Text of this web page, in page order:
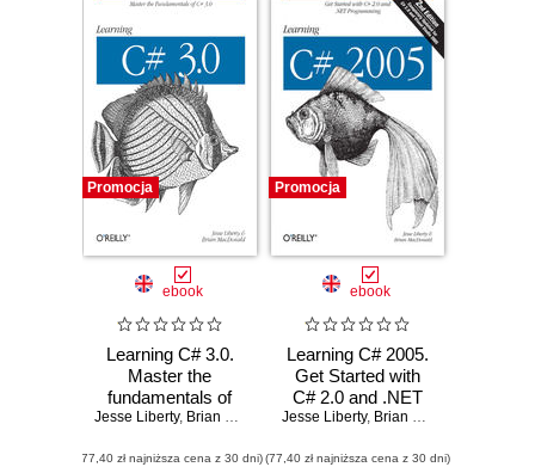
Promocja
ebook
Learning C# 3.0.
Master the
fundamentals of
C# 3.0
Jesse Liberty, Brian MacDonald
(77,40 zł najniższa cena z 30 dni)
Promocja
ebook
Learning C# 2005.
Get Started with
C# 2.0 and .NET
Programming. 2nd
Jesse Liberty, Brian MacDonald
(77,40 zł najniższa cena z 30 dni)